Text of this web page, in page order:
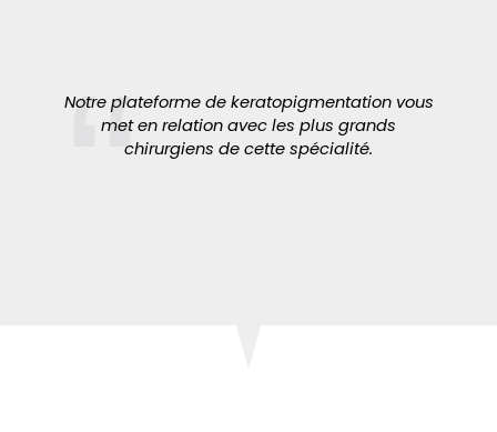
Notre plateforme de keratopigmentation vous
met en relation avec les plus grands
chirurgiens de cette spécialité.